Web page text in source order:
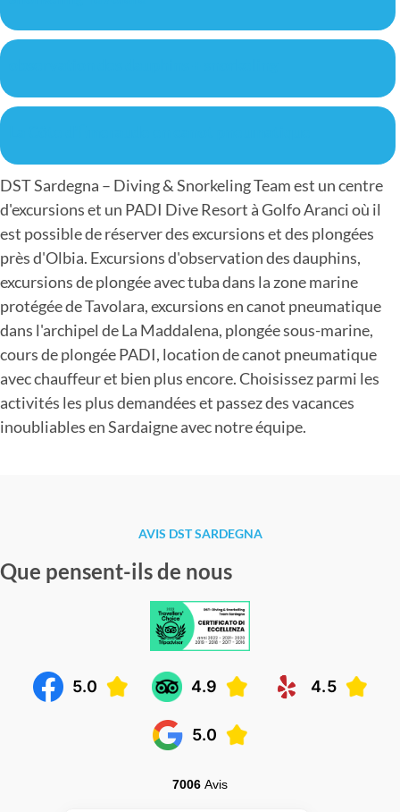
DST Sardegna – Diving & Snorkeling Team est un centre
d'excursions et un PADI Dive Resort à Golfo Aranci où il
est possible de réserver des excursions et des plongées
près d'Olbia. Excursions d'observation des dauphins,
excursions de plongée avec tuba dans la zone marine
protégée de Tavolara, excursions en canot pneumatique
dans l'archipel de La Maddalena, plongée sous-marine,
cours de plongée PADI, location de canot pneumatique
avec chauffeur et bien plus encore. Choisissez parmi les
activités les plus demandées et passez des vacances
inoubliables en Sardaigne avec notre équipe.
AVIS DST SARDEGNA
Que pensent-ils de nous